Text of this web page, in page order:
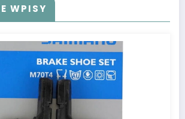
WPISY